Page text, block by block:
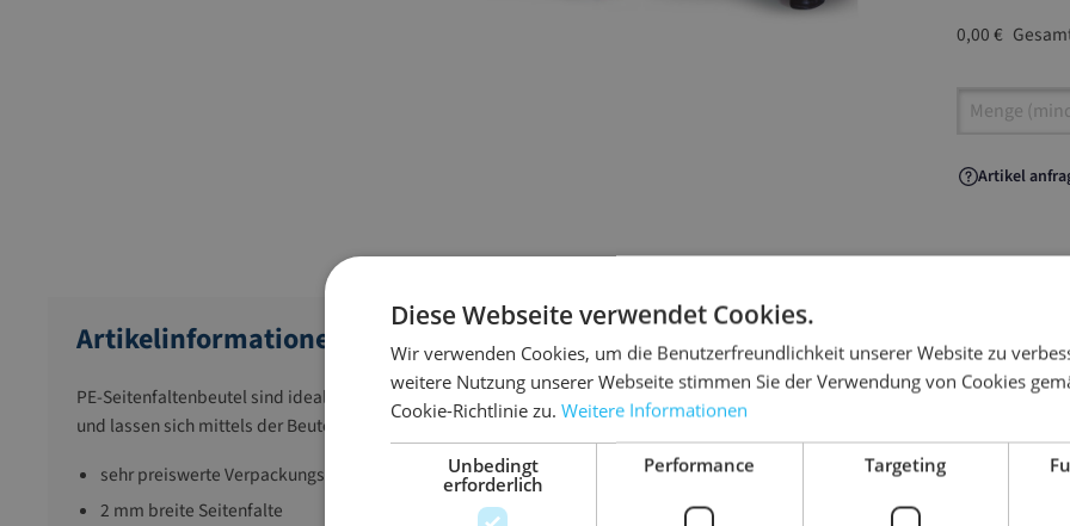
0,00 €
Artikel
Artikel
Artikelinformationen
PE-Seitenfaltenbeutel sind ideal für großvolumige Produkte. Die Produkte werden gut erkennbar geschützt
und lassen sich mittels der Beutel ohne großen Aufwand einpacken.
sehr preiswerte Verpackungsmethode
2 mm breite Seitenfalte
Details
Abmessung
Ausführung
Diese Webseite verwendet Cookies.
Wir verwenden Cookies, um die Benutzerfreundlichkeit unserer Website zu
weitere Nutzung unserer Webseite stimmen Sie der Verwendung von Cookies
Cookie-Richtlinie zu. Weitere Informationen
Unbedingt
erforderlich
Performance Targeting